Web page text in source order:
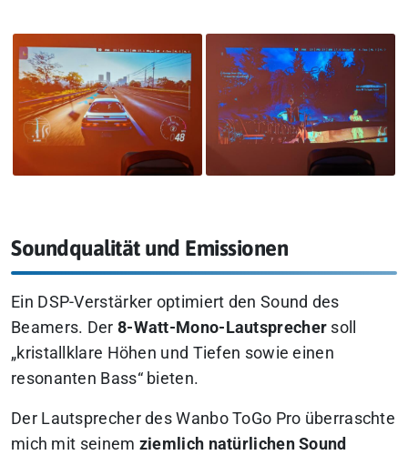
Soundqualität und Emissionen
Ein DSP-Verstärker optimiert den Sound des
Beamers. Der 8-Watt-Mono-Lautsprecher soll
„kristallklare Höhen und Tiefen sowie einen
resonanten Bass“ bieten.
Der Lautsprecher des Wanbo ToGo Pro überraschte
mich mit seinem ziemlich natürlichen Sound